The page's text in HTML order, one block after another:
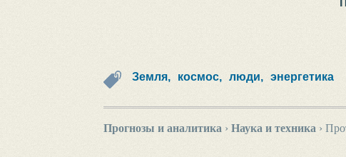
Земля, космос, люди, энергетика
Прогнозы и аналитика › Наука и техника ›